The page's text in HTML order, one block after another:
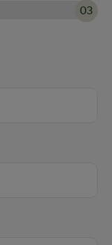
03